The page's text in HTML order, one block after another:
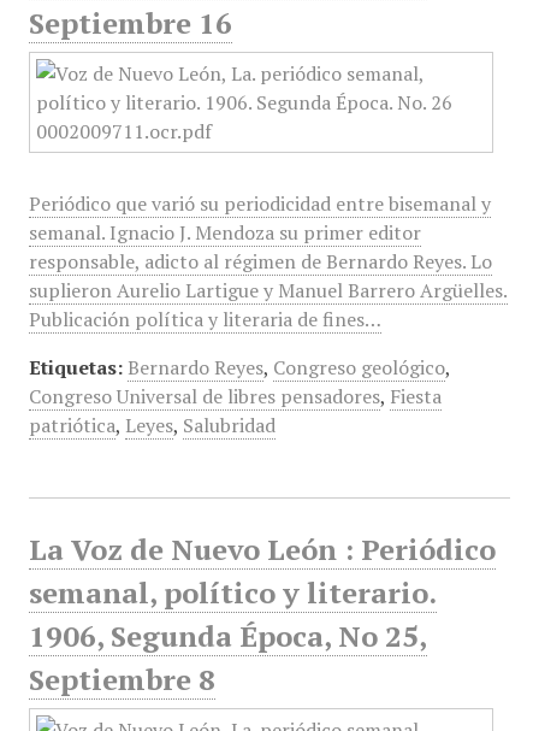
Septiembre 16
Periódico que varió su periodicidad entre bisemanal y
semanal. Ignacio J. Mendoza su primer editor
responsable, adicto al régimen de Bernardo Reyes. Lo
suplieron Aurelio Lartigue y Manuel Barrero Argüelles.
Publicación política y literaria de fines…
Etiquetas: Bernardo Reyes, Congreso geológico,
Congreso Universal de libres pensadores, Fiesta
patriótica, Leyes, Salubridad
La Voz de Nuevo León : Periódico
semanal, político y literario.
1906, Segunda Época, No 25,
Septiembre 8